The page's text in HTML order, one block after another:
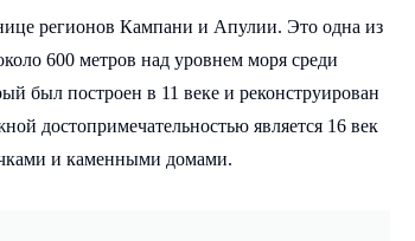
регионов Кампани и Апулии. Это одна из
600 метров над уровнем моря среди
был построен в 11 веке и реконструирован
достопримечательностью является 16 век
и каменными домами.